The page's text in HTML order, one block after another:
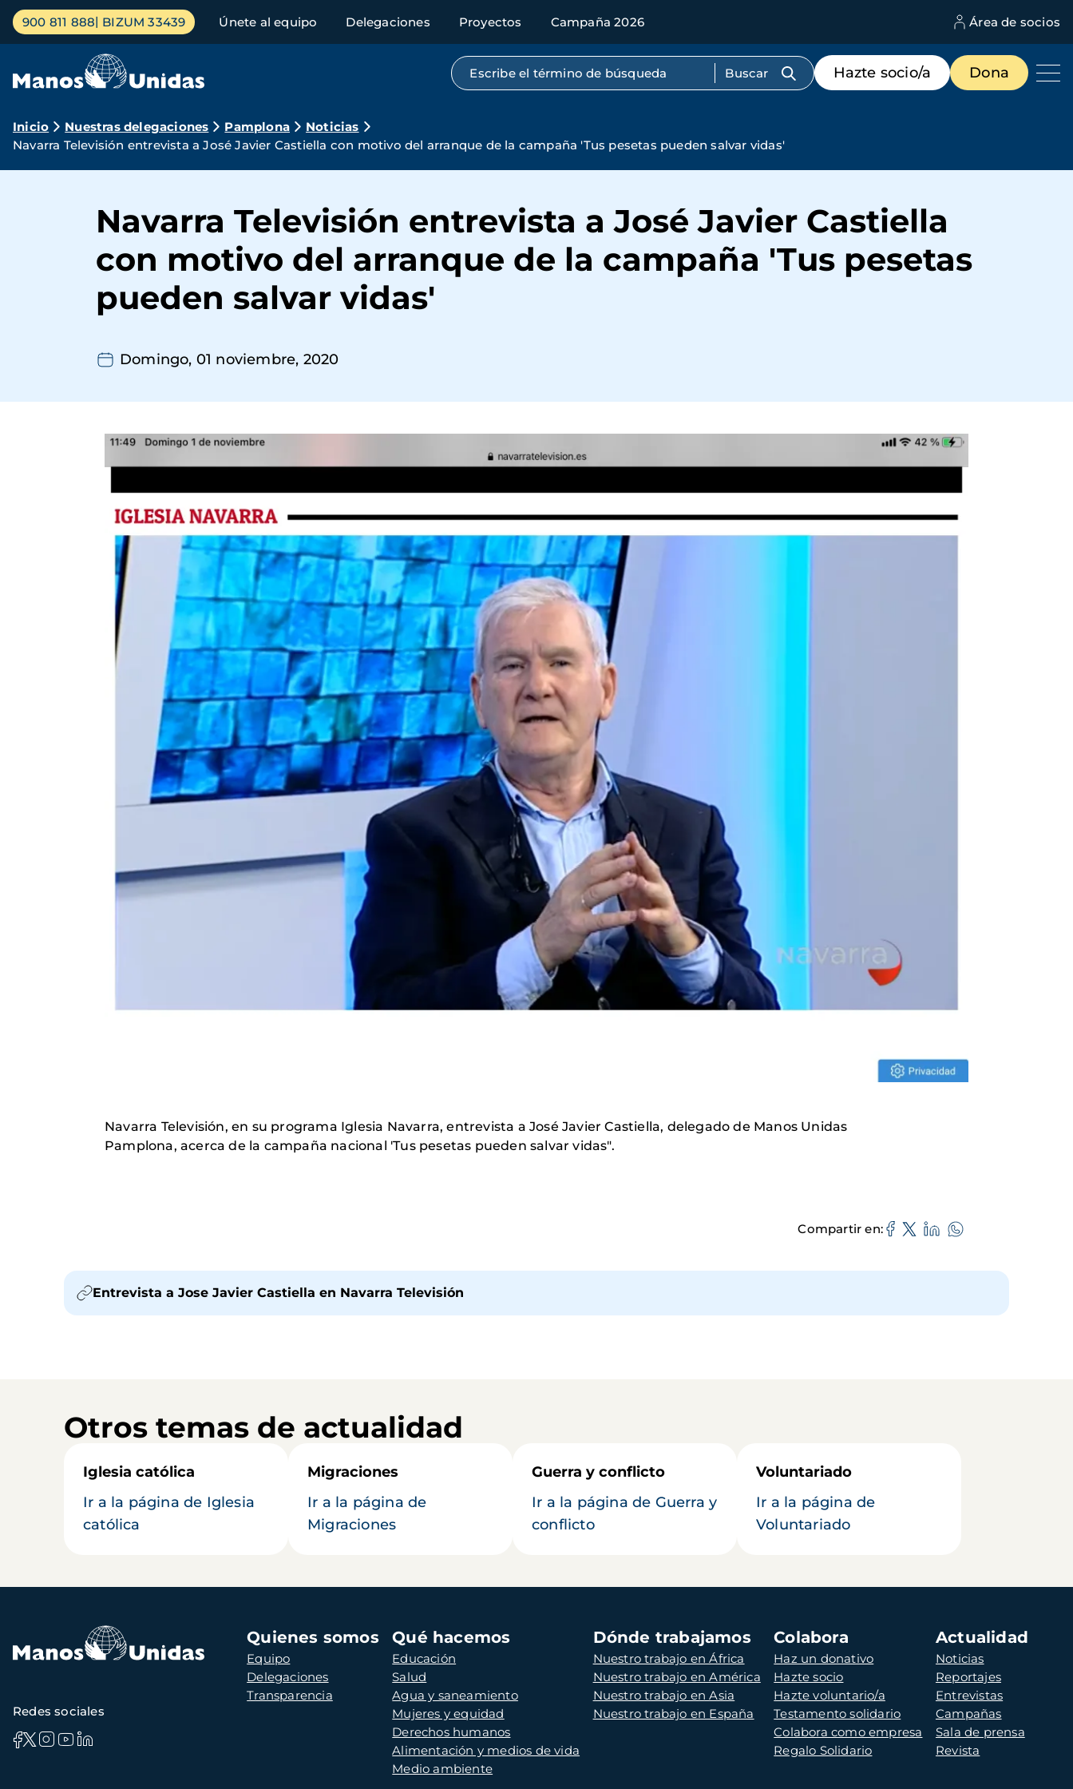
Pasar
contenido
Menú
principal
900 811 888 BIZUM 33439 Únete al equipo Delegaciones Proyectos Campaña 2026 Área de socios
Búsqueda por texto completo
Menú
de
destacados
Hazte socio/a Dona
Ruta
de
Inicio Nuestras delegaciones Pamplona
Noticias
Navarra Televisión entrevista a José Javier Castiella con motivo del arranque de la campaña 'Tus pesetas pueden salvar vidas'
Navarra Televisión entrevista a José Javier Castiella
con motivo del arranque de la campaña 'Tus pesetas
pueden salvar vidas'
Domingo, 01 noviembre, 2020
Navarra Televisión, en su programa Iglesia Navarra, entrevista a José Javier Castiella, delegado de Manos Unidas
Pamplona, acerca de la campaña nacional 'Tus pesetas pueden salvar vidas".
Compartir en
Entrevista a Jose Javier Castiella en Navarra Televisión
Otros temas de actualidad
Iglesia católica
Ir a la página de Iglesia
católica
Migraciones
Ir a la página de
Migraciones
Guerra y conflicto
Ir a la página de Guerra y
conflicto
Voluntariado
Ir a la página de
Voluntariado
Navegación
principal
Quienes somos
Equipo
Delegaciones
Transparencia
Qué hacemos
Educación
Salud
Agua y saneamiento
Mujeres y equidad
Derechos humanos
Alimentación y medios de vida
Medio ambiente
Dónde trabajamos
Nuestro trabajo en África
Nuestro trabajo en América
Nuestro trabajo en Asia
Nuestro trabajo en España
Colabora
Haz un donativo
Hazte socio
Hazte voluntario/a
Testamento solidario
Colabora como empresa
Regalo Solidario
Actualidad
Noticias
Reportajes
Entrevistas
Campañas
Sala de prensa
Revista
Redes sociales